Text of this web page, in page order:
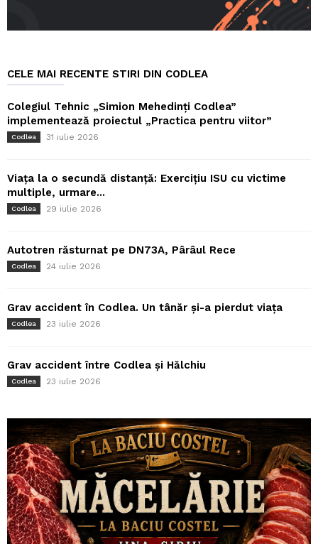
CELE MAI RECENTE STIRI DIN CODLEA
Colegiul Tehnic „Simion Mehedinți Codlea”
implementează proiectul „Practica pentru viitor”
Codlea 31 iulie 2026
Viața la o secundă distanță: Exercițiu ISU cu victime
multiple, urmare...
Codlea 29 iulie 2026
Autotren răsturnat pe DN73A, Pârâul Rece
Codlea 24 iulie 2026
Grav accident în Codlea. Un tânăr și-a pierdut viața
Codlea 23 iulie 2026
Grav accident între Codlea și Hălchiu
Codlea 23 iulie 2026